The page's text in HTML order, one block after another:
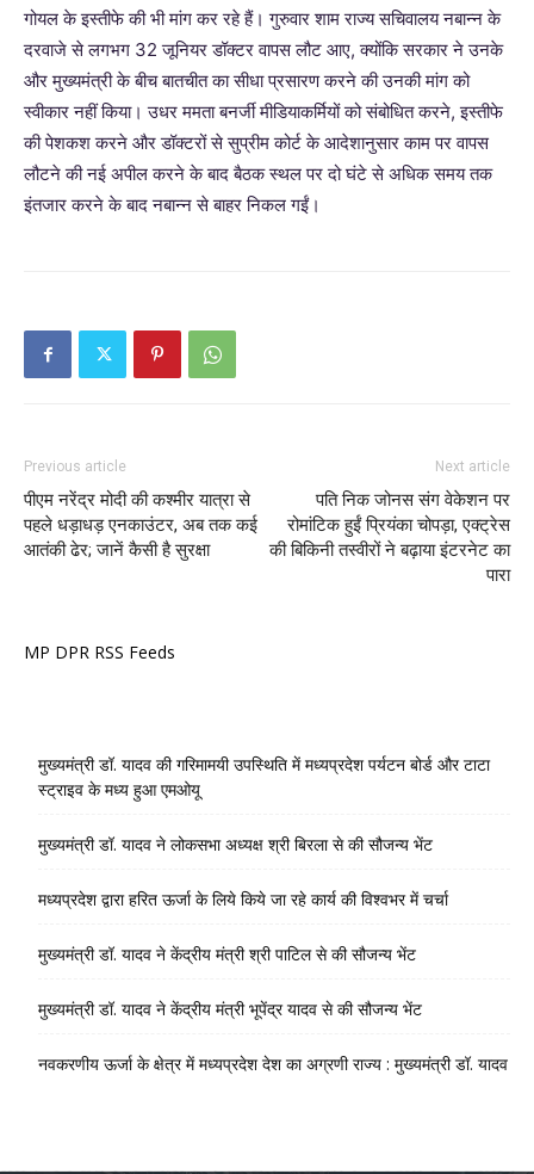
गोयल के इस्तीफे की भी मांग कर रहे हैं। गुरुवार शाम राज्य सचिवालय नबान्न के
दरवाजे से लगभग 32 जूनियर डॉक्टर वापस लौट आए, क्योंकि सरकार ने उनके
और मुख्यमंत्री के बीच बातचीत का सीधा प्रसारण करने की उनकी मांग को
स्वीकार नहीं किया। उधर ममता बनर्जी मीडियाकर्मियों को संबोधित करने, इस्तीफे
की पेशकश करने और डॉक्टरों से सुप्रीम कोर्ट के आदेशानुसार काम पर वापस
लौटने की नई अपील करने के बाद बैठक स्थल पर दो घंटे से अधिक समय तक
इंतजार करने के बाद नबान्न से बाहर निकल गईं।
Previous article
पीएम नरेंद्र मोदी की कश्मीर यात्रा से
पहले धड़ाधड़ एनकाउंटर, अब तक कई
आतंकी ढेर; जानें कैसी है सुरक्षा
Next article
पति निक जोनस संग वेकेशन पर
रोमांटिक हुईं प्रियंका चोपड़ा, एक्ट्रेस
की बिकिनी तस्वीरों ने बढ़ाया इंटरनेट का
पारा
MP DPR RSS Feeds
मुख्यमंत्री डॉ. यादव की गरिमामयी उपस्थिति में मध्यप्रदेश पर्यटन बोर्ड और टाटा
स्ट्राइव के मध्य हुआ एमओयू
मुख्यमंत्री डॉ. यादव ने लोकसभा अध्यक्ष श्री बिरला से की सौजन्य भेंट
मध्यप्रदेश द्वारा हरित ऊर्जा के लिये किये जा रहे कार्य की विश्वभर में चर्चा
मुख्यमंत्री डॉ. यादव ने केंद्रीय मंत्री श्री पाटिल से की सौजन्य भेंट
मुख्यमंत्री डॉ. यादव ने केंद्रीय मंत्री भूपेंद्र यादव से की सौजन्य भेंट
नवकरणीय ऊर्जा के क्षेत्र में मध्यप्रदेश देश का अग्रणी राज्य : मुख्यमंत्री डॉ. यादव